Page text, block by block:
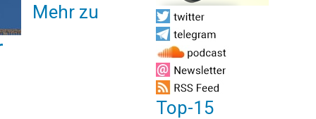
Mehr zu
Top-15